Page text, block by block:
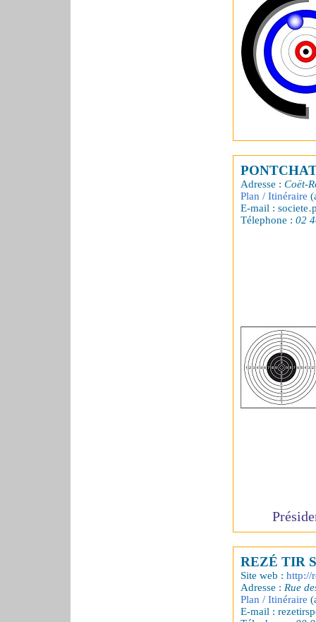
Adresse : Coët-
Plan / Itinéraire
E-mail : societe
Télephone : 02
REZÉ TIR
Site web : http://
Adresse : Rue
Plan / Itinéraire
E-mail :